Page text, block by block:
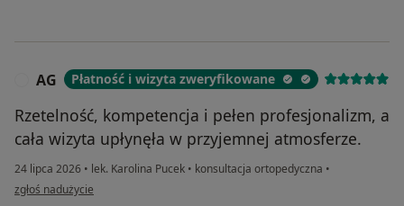
AG Płatność i wizyta zweryfikowane
Rzetelność, kompetencja i pełen profesjonalizm, a
cała wizyta upłynęła w przyjemnej atmosferze.
24 lipca 2026 • lek. Karolina Pucek • konsultacja ortopedyczna •
w opinii użytkownika AG
zgłoś nadużycie